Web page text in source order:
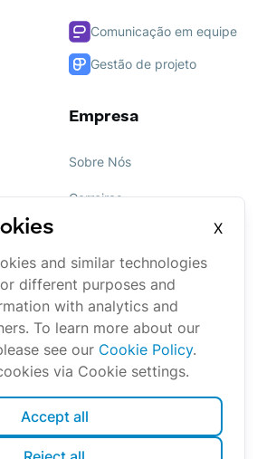
Comunicação em equipe
Gestão de projeto
Empresa
Sobre Nós
Carreiras
Marca
X
and similar technologies
different purposes and
with analytics and
To learn more about our
see our Cookie Policy.
via Cookie settings.
Accept all